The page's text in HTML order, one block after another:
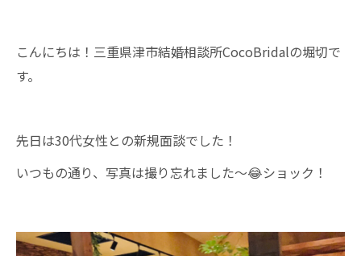
こんにちは！三重県津市結婚相談所CocoBridalの堀切で
す。
先日は30代女性との新規面談でした！
いつもの通り、写真は撮り忘れました～😂ショック！